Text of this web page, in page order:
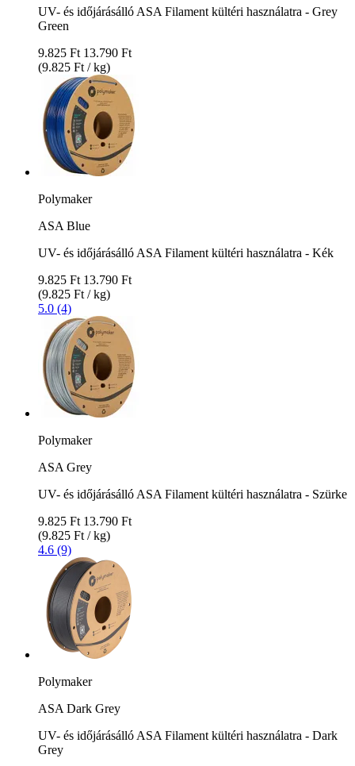
UV- és időjárásálló ASA Filament kültéri használatra - Grey
Green
9.825 Ft 13.790 Ft
(9.825 Ft / kg)
Polymaker
ASA Blue
UV- és időjárásálló ASA Filament kültéri használatra - Kék
9.825 Ft 13.790 Ft
(9.825 Ft / kg)
5.0 (4)
Polymaker
ASA Grey
UV- és időjárásálló ASA Filament kültéri használatra - Szürke
9.825 Ft 13.790 Ft
(9.825 Ft / kg)
4.6 (9)
Polymaker
ASA Dark Grey
UV- és időjárásálló ASA Filament kültéri használatra - Dark
Grey